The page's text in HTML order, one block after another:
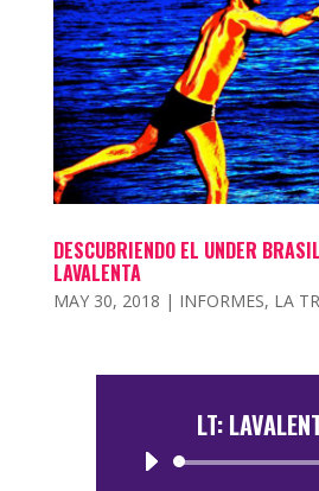
DESCUBRIENDO EL UNDER
LAVALENTA
MAY 30, 2018 | INFORMES, LA
LT: